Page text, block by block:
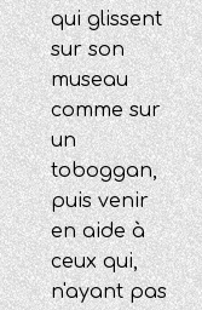
qui glissent
sur son
museau
comme sur
un
toboggan,
puis venir
en aide à
ceux qui,
n'ayant pas